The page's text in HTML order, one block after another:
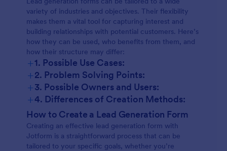
variety of industries and objectives. Their flexibility
makes them a vital tool for capturing interest and
building relationships with potential customers. Here’s
how they can be used, who benefits from them, and
how their structure may differ:
+1. Possible Use Cases:
+2. Problem Solving Points:
+3. Possible Owners and Users:
+4. Differences of Creation Methods:
How to Create a Lead Generation Form
Creating an effective lead generation form with
Jotform is a straightforward process that can be
tailored to your specific goals, whether you’re